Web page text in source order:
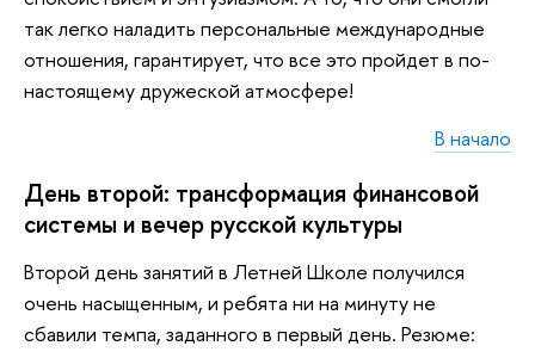
так легко наладить персональные международные
отношения, гарантирует, что все это пройдет в по-
настоящему дружеской атмосфере!
В начало
День второй: трансформация финансовой
системы и вечер русской культуры
Второй день занятий в Летней Школе получился
очень насыщенным, и ребята ни на минуту не
сбавили темпа, заданного в первый день. Резюме: